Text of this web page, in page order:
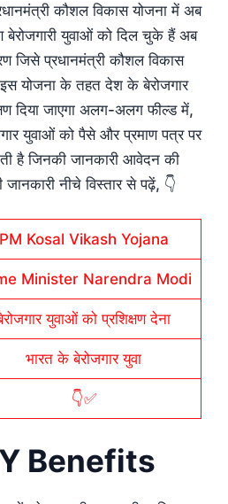
कौशल विकास योजना में अब
बेरोजगारी युवाओं को दिल चुके हैं अब
जिसे प्रधानमंत्री कौशल विकास
योजना के तहत देश के बेरोजगार
दिया जाएगा अलग-अलग फील्ड में,
युवाओं को पैसे और प्रमाण पत्र पर
है जिनकी जानकारी आवेदन की
जानकारी नीचे विस्तार से पढ़ें, 👇
PM Kosal Vikash Yojana
Minister Narendra Modi
युवाओं को प्रशिक्षण देना
भारत के बेरोजगार युवा
👇✅
Benefits